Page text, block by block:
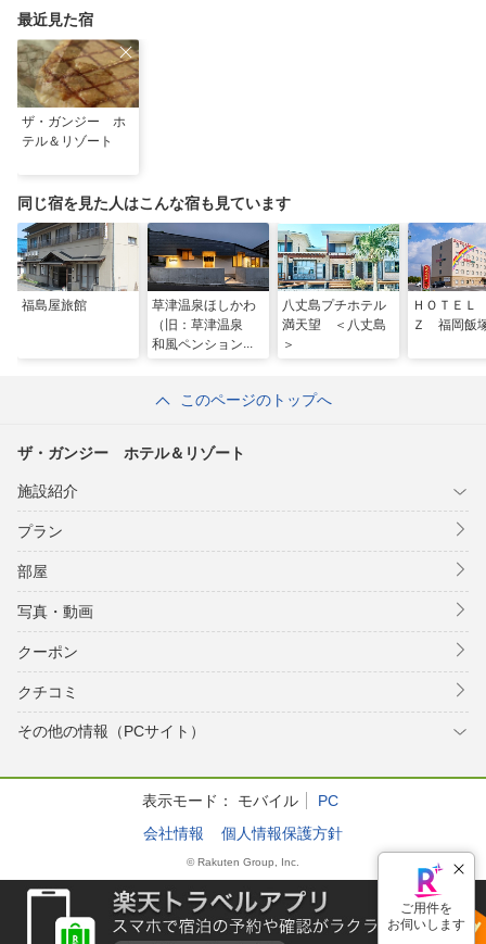
最近見た宿
ザ・ガンジー ホ
テル＆リゾート
同じ宿を見た人はこんな宿も見ています
福島屋旅館
草津温泉ほしかわ
（旧：草津温泉
和風ペンション
八丈島プチホテル
満天望 ＜八丈島
＞
ＨＯＴＥ
Ｚ 福岡飯
このページのトップへ
ザ・ガンジー ホテル＆リゾート
施設紹介
プラン
部屋
写真・動画
クーポン
クチコミ
その他の情報（PCサイト）
表示モード： モバイル
PC
会社情報
個人情報保護方針
© Rakuten Group, Inc.
ご用件を
お伺いします